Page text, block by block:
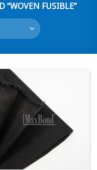
“WOVEN FUSIBLE”